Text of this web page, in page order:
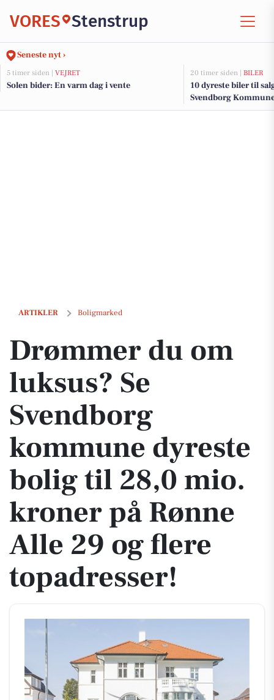
VORES Stenstrup
Seneste nyt ›
5 timer siden | VEJRET
Solen bider: En varm dag i vente
20 timer siden | BILER
10 dyreste biler til
Svendborg
ARTIKLER Boligmarked
Drømmer du om luksus? Se Svendborg kommune dyreste bolig til
Drømmer du om
luksus? Se
Svendborg
kommune dyreste
bolig til 28,0 mio.
kroner på Rønne
Alle 29 og flere
topadresser!